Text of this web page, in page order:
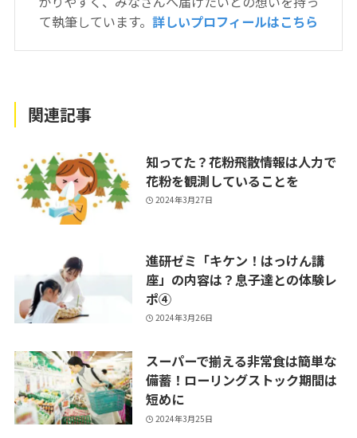
て執筆しています。 詳しいプロフィールはこちら
関連記事
知ってた？花粉飛散情報は人力で
花粉を観測していることを
2024年3月27日
進研ゼミ「キケン！はっけん講
座」の内容は？息子達との体験レ
ポ④
2024年3月26日
スーパーで揃える非常食は簡単な
備蓄！ローリングストック期間は
短めに
2024年3月25日